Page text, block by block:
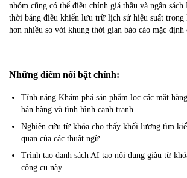
nhóm cũng có thể điều chỉnh giá thầu và ngân sách
thời bảng điều khiển lưu trữ lịch sử hiệu suất trong
hơn nhiều so với khung thời gian báo cáo mặc định
Những điểm nổi bật chính:
Tính năng Khám phá sản phẩm lọc các mặt
bán hàng và tình hình cạnh tranh
Nghiên cứu từ khóa cho thấy khối lượng tìm
quan của các thuật ngữ
Trình tạo danh sách AI tạo nội dung giàu từ
công cụ này